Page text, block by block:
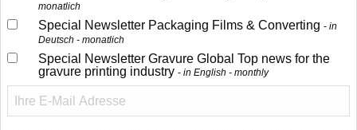
monatlich
Special Newsletter Packaging Films & Converting
in
Deutsch - monatlich
Special Newsletter Gravure Global Top news for the
gravure printing industry
in English - monthly